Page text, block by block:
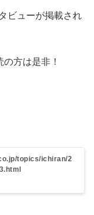
ビューが掲載され
方は是非！
topics/ichiran/2